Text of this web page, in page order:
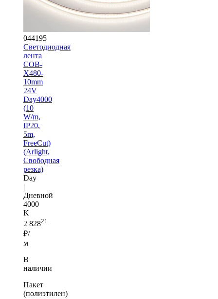
044195
Светодиодная
лента
COB-
X480-
10mm
24V
Day4000
(10
W/m,
IP20,
5m,
FreeCut)
(Arlight,
Свободная
резка)
Day
|
Дневной
4000
K
2 82821
₽/
м
В
наличии
Пакет
(полиэтилен)